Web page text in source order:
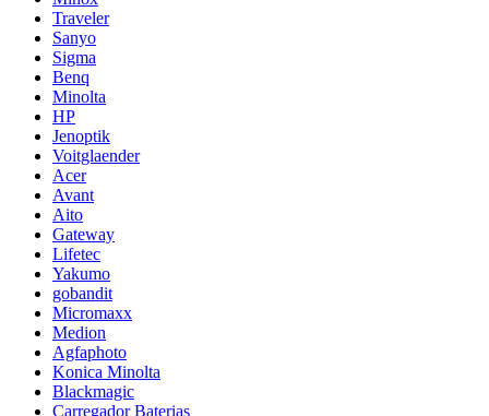
Traveler
Sanyo
Sigma
Benq
Minolta
HP
Jenoptik
Voitglaender
Acer
Avant
Aito
Gateway
Lifetec
Yakumo
gobandit
Micromaxx
Medion
Agfaphoto
Konica Minolta
Blackmagic
Carregador Baterias